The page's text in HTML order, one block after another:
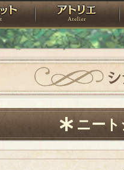
ローレット
ニー